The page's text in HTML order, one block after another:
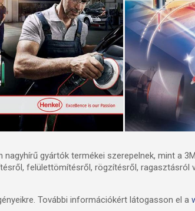
gyártók termékei szerepelnek, mint a
felülettömítésről, rögzítésről, ragasztásról
További információkért látogasson el a